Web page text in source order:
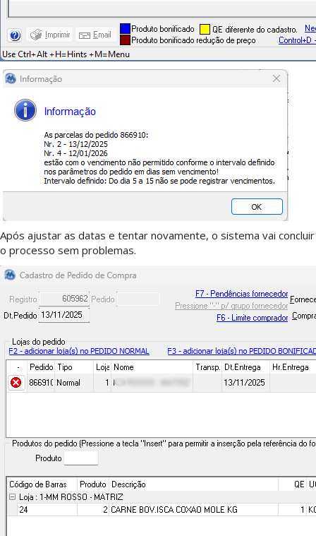
Após ajustar as datas e tentar novamente, o sistema vai concluir
o processo sem problemas.